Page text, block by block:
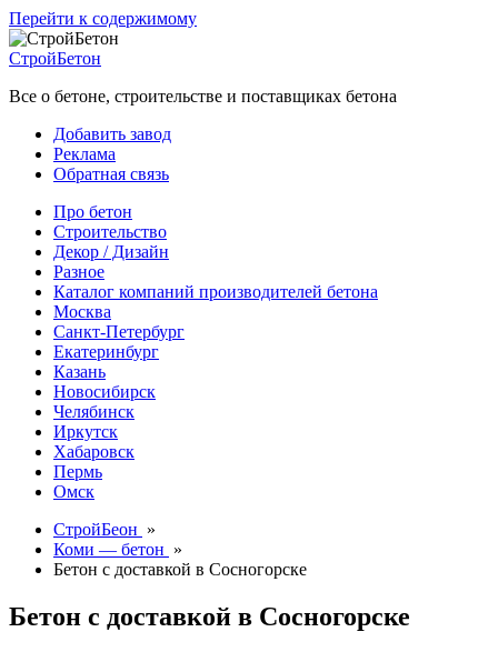
Перейти к содержимому
СтройБетон
Все о бетоне, строительстве и поставщиках бетона
Добавить завод
Реклама
Обратная связь
Про бетон
Строительство
Декор / Дизайн
Разное
Каталог компаний производителей бетона
Москва
Санкт-Петербург
Екатеринбург
Казань
Новосибирск
Челябинск
Иркутск
Хабаровск
Пермь
Омск
СтройБеон »
Коми — бетон »
Бетон с доставкой в Сосногорске
Бетон с доставкой в Сосногорске